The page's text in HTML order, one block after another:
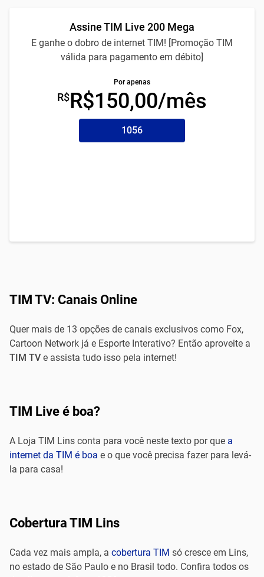
Assine TIM Live 200 Mega
E ganhe o dobro de internet TIM! [Promoção TIM
válida para pagamento em débito]
Por apenas
R$R$150,00/mês
1056
TIM TV: Canais Online
Quer mais de 13 opções de canais exclusivos como Fox,
Cartoon Network já e Esporte Interativo? Então aproveite a
TIM TV e assista tudo isso pela internet!
TIM Live é boa?
A Loja TIM Lins conta para você neste texto por que a
internet da TIM é boa e o que você precisa fazer para levá-
la para casa!
Cobertura TIM Lins
Cada vez mais ampla, a cobertura TIM só cresce em Lins,
no estado de São Paulo e no Brasil todo. Confira todos os